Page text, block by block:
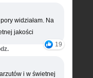
widziałam. Na
jakości
19
i w świetnej